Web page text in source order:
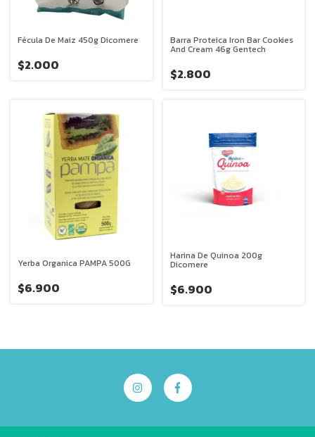
Fécula De Maiz 450g Dicomere
$2.000
Barra Proteica Iron Bar Cookies
And Cream 46g Gentech
$2.800
Yerba Organica PAMPA 500G
$6.900
Harina De Quinoa 200g
Dicomere
$6.900